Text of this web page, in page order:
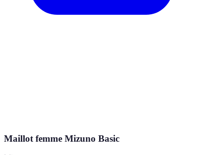
Maillot femme Mizuno Basic